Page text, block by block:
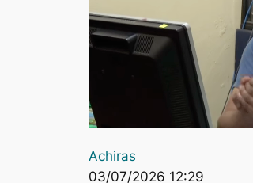
Achiras
03/07/2026 12:29